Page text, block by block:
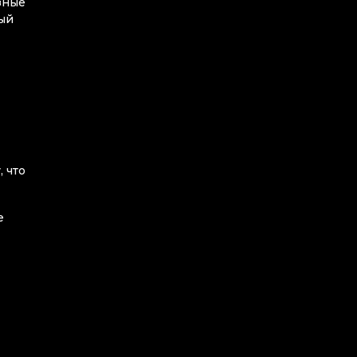
что